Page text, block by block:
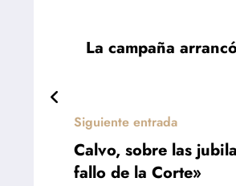
La campaña
Siguiente entrada
Calvo, sobre las
fallo de la Corte»